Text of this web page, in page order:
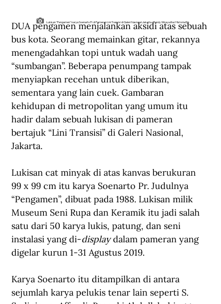
Lukisan "Pengamen" karya Soenarto Pr di Pameran Lini Transisi di Galeri Nasional Jakarta. (Randy Wirayudha/Historia.ID).
DUA pengamen menjalankan aksidi atas sebuah
bus kota. Seorang memainkan gitar, rekannya
menengadahkan topi untuk wadah uang
“sumbangan”. Beberapa penumpang tampak
menyiapkan recehan untuk diberikan,
sementara yang lain cuek. Gambaran
kehidupan di metropolitan yang umum itu
hadir dalam sebuah lukisan di pameran
bertajuk “Lini Transisi” di Galeri Nasional,
Jakarta.
Lukisan cat minyak di atas kanvas berukuran
99 x 99 cm itu karya Soenarto Pr. Judulnya
“Pengamen”, dibuat pada 1988. Lukisan milik
Museum Seni Rupa dan Keramik itu jadi salah
satu dari 50 karya lukis, patung, dan seni
instalasi yang di-display dalam pameran yang
digelar kurun 1-31 Agustus 2019.
Karya Soenarto itu ditampilkan di antara
sejumlah karya pelukis tenar lain seperti S.